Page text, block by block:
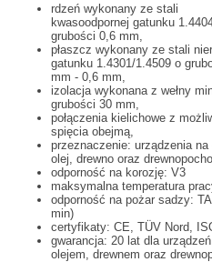
rdzeń wykonany ze stali
kwasoodpornej gatunku
grubości 0,6 mm,
płaszcz wykonany ze stali
gatunku 1.4301/1.4509 o
mm - 0,6 mm,
izolacja wykonana z wełny
grubości 30 mm,
połączenia kielichowe z
spięcia obejmą,
przeznaczenie: urządzenia na
olej, drewno oraz
odporność na korozję: V3
maksymalna temperatura
odporność na pożar sadzy:
min)
certyfikaty: CE, TÜV Nord,
gwarancja: 20 lat dla
olejem, drewnem oraz